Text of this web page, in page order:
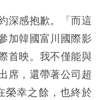
深感抱歉。「而這
加韓國富川國際影
首映。我不僅能與
席，還帶著公司超
榮幸之餘，也終於